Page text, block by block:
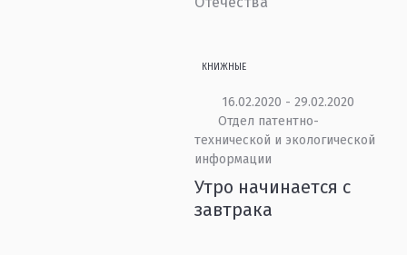
КНИЖНЫЕ
16.02.2020 - 29.02.2020
Отдел патентно-
технической и экологической
информации
Утро начинается с
завтрака